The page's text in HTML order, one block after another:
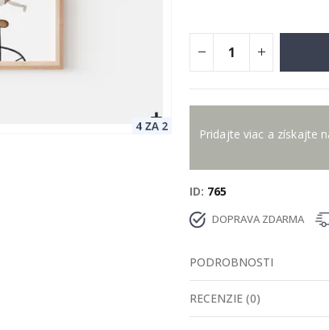
Pridajte viac a získajte
ID 765
DOPRAVA ZDARMA
PODROBNOSTI
RECENZIE (0)